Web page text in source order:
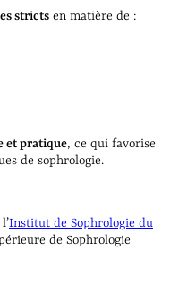
stricts en matière de :
et pratique, ce qui favorise
de sophrologie.
Institut de Sophrologie du
de Sophrologie